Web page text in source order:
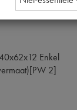
Enkel
2]